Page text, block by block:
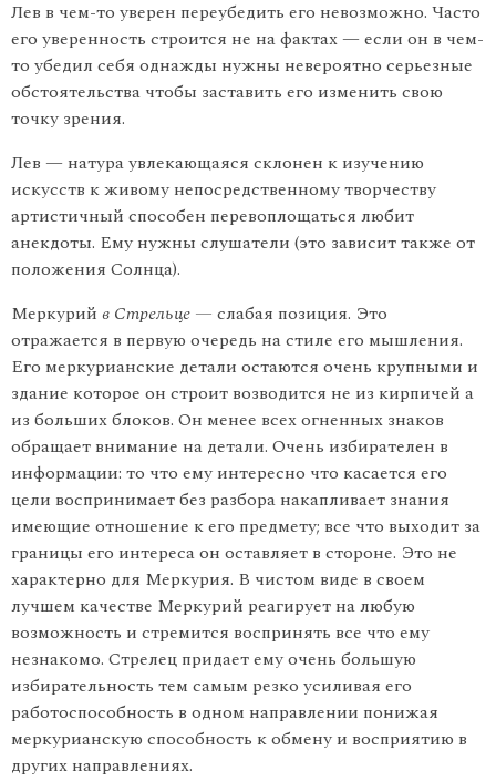
Лев в чем-то уверен переубедить его невозможно. Часто
его уверенность строится не на фактах — если он в чем-
то убедил себя однажды нужны невероятно серьезные
обстоятельства чтобы заставить его изменить свою
точку зрения.
Лев — натура увлекающаяся склонен к изучению
искусств к живому непосредственному творчеству
артистичный способен перевоплощаться любит
анекдоты. Ему нужны слушатели (это зависит также от
положения Солнца).
Меркурий в Стрельце — слабая позиция. Это
отражается в пер­вую очередь на стиле его мышления.
Его меркурианские детали оста­ются очень крупными и
здание которое он строит возводится не из кирпичей а
из больших блоков. Он менее всех огненных знаков
обращает внимание на детали. Очень избирателен в
информации: то что ему интересно что касается его
цели воспринимает без разбора накапливает знания
имеющие отношение к его предмету; все что выходит за
границы его интереса он оставляет в стороне. Это не
характерно для Меркурия. В чистом виде в своем
лучшем качестве Меркурий реагирует на любую
возможность и стремится воспринять все что ему
незнакомо. Стрелец придает ему очень боль­шую
избирательность тем самым резко усиливая его
работоспособ­ность в одном направлении понижая
меркурианскую способность к обмену и восприятию в
других направлениях.